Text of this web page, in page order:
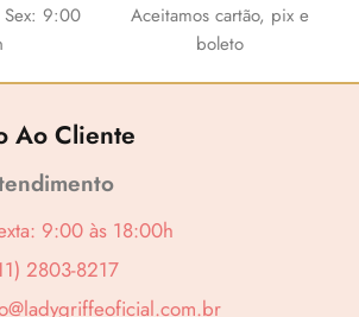
sem juros
Sex: 9:00
Aceitamos cartão, pix e
boleto
Ao Cliente
9:00 às 18:00h
2803-8217